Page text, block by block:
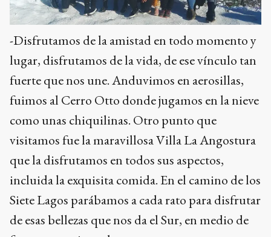
-Disfrutamos de la amistad en todo momento y
lugar, disfrutamos de la vida, de ese vínculo tan
fuerte que nos une. Anduvimos en aerosillas,
fuimos al Cerro Otto donde jugamos en la nieve
como unas chiquilinas. Otro punto que
visitamos fue la maravillosa Villa La Angostura
que la disfrutamos en todos sus aspectos,
incluida la exquisita comida. En el camino de los
Siete Lagos parábamos a cada rato para disfrutar
de esas bellezas que nos da el Sur, en medio de